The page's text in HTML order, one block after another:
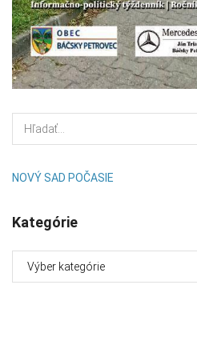
NOVÝ SAD POČASIE
Kategórie